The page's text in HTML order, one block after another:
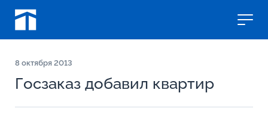
8 октября 2013
Госзаказ добавил квартир